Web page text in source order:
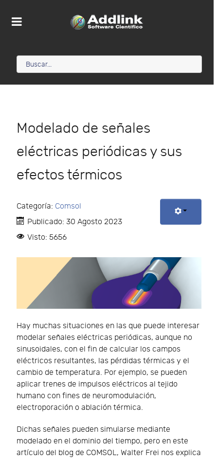
Modelado de señales
eléctricas periódicas y sus
efectos térmicos
Categoría: Comsol
Publicado: 30 Agosto 2023
Visto: 5656
Hay muchas situaciones en las que puede interesar
modelar señales eléctricas periódicas, aunque no
sinusoidales, con el fin de calcular los campos
eléctricos resultantes, las pérdidas térmicas y el
cambio de temperatura. Por ejemplo, se pueden
aplicar trenes de impulsos eléctricos al tejido
humano con fines de neuromodulación,
electroporación o ablación térmica.
Dichas señales pueden simularse mediante
modelado en el dominio del tiempo, pero en este
artículo del blog de COMSOL, Walter Frei nos explica